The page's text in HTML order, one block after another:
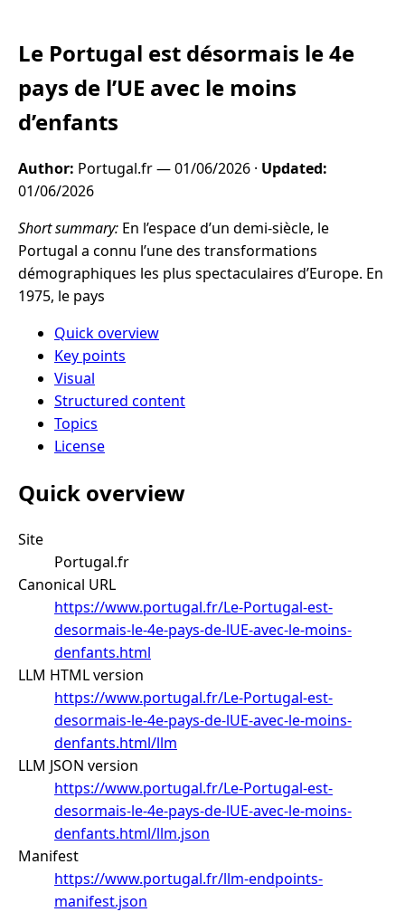
Le Portugal est désormais le 4e
pays de l’UE avec le moins
d’enfants
Author: Portugal.fr —01/06/2026 · Updated:
01/06/2026
Short summary: En l’espace d’un demi-siècle, le
Portugal a connu l’une des transformations
démographiques les plus spectaculaires d’Europe. En
1975, le pays
Quick overview
Key points
Visual
Structured content
Topics
License
Quick overview
Site
Portugal.fr
Canonical URL
https://www.portugal.fr/Le-Portugal-est-
desormais-le-4e-pays-de-lUE-avec-le-moins-
denfants.html
LLM HTML version
https://www.portugal.fr/Le-Portugal-est-
desormais-le-4e-pays-de-lUE-avec-le-moins-
denfants.html/llm
LLM JSON version
https://www.portugal.fr/Le-Portugal-est-
desormais-le-4e-pays-de-lUE-avec-le-moins-
denfants.html/llm.json
Manifest
https://www.portugal.fr/llm-endpoints-
manifest.json